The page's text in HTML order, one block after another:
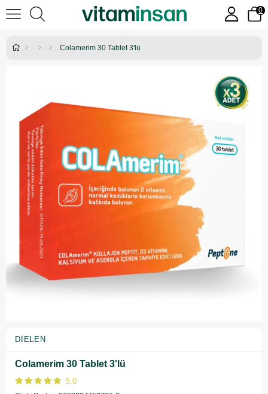
0
Colamerim 30 Tablet 3'lü
DIELEN
Colamerim 30 Tablet 3'lü
5.0